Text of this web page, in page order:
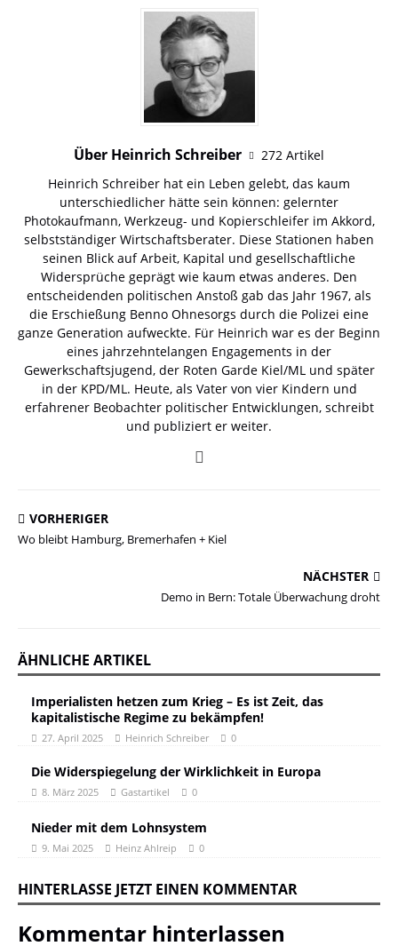
Über Heinrich Schreiber
272 Artikel
Heinrich Schreiber hat ein Leben gelebt, das kaum
unterschiedlicher hätte sein können: gelernter
Photokaufmann, Werkzeug- und Kopierschleifer im Akkord,
selbstständiger Wirtschaftsberater. Diese Stationen haben
seinen Blick auf Arbeit, Kapital und gesellschaftliche
Widersprüche geprägt wie kaum etwas anderes. Den
entscheidenden politischen Anstoß gab das Jahr 1967, als
die Erschießung Benno Ohnesorgs durch die Polizei eine
ganze Generation aufweckte. Für Heinrich war es der Beginn
eines jahrzehntelangen Engagements in der
Gewerkschaftsjugend, der Roten Garde Kiel/ML und später
in der KPD/ML. Heute, als Vater von vier Kindern und
erfahrener Beobachter politischer Entwicklungen, schreibt
und publiziert er weiter.
VORHERIGER
Wo bleibt Hamburg, Bremerhafen + Kiel
NÄCHSTER
Demo in Bern: Totale Überwachung droht
ÄHNLICHE ARTIKEL
Imperialisten hetzen zum Krieg – Es ist Zeit, das
kapitalistische Regime zu bekämpfen!
27. April 2025 Heinrich Schreiber 0
Die Widerspiegelung der Wirklichkeit in Europa
8. März 2025 Gastartikel 0
Nieder mit dem Lohnsystem
9. Mai 2025 Heinz Ahlreip 0
HINTERLASSE JETZT EINEN KOMMENTAR
Kommentar hinterlassen